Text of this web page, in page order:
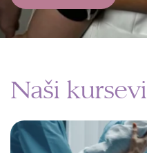
Naši kursevi